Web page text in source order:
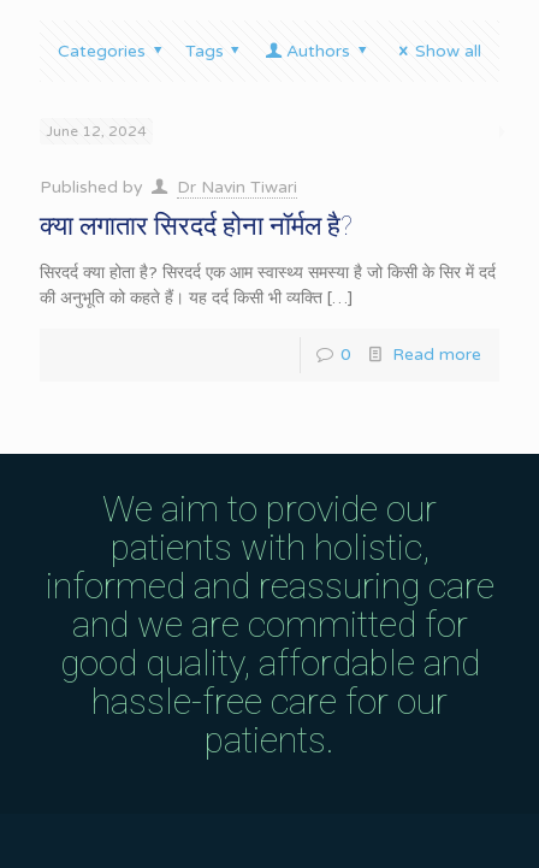
Categories Tags Authors Show all
June 12, 2024
Published by Dr Navin Tiwari
क्या लगातार सिरदर्द होना नॉर्मल है?
सिरदर्द क्या होता है? सिरदर्द एक आम स्वास्थ्य समस्या है जो किसी के सिर में दर्द
की अनुभूति को कहते हैं। यह दर्द किसी भी व्यक्ति […]
0 Read more
We aim to provide our
patients with holistic,
informed and reassuring care
and we are committed for
good quality, affordable and
hassle-free care for our
patients.